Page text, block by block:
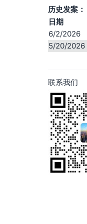
历史发案：
日期
6/2/2026
5/20/2026
联系我们